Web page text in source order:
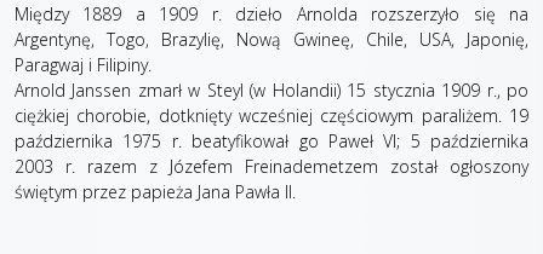
Między 1889 a 1909 r. dzieło Arnolda rozszerzyło się na
Argentynę, Togo, Brazylię, Nową Gwineę, Chile, USA, Japonię,
Paragwaj i Filipiny.
Arnold Janssen zmarł w Steyl (w Holandii) 15 stycznia 1909 r., po
ciężkiej chorobie, dotknięty wcześniej częściowym paraliżem. 19
października 1975 r. beatyfikował go Paweł VI; 5 października
2003 r. razem z Józefem Freinademetzem został ogłoszony
świętym przez papieża Jana Pawła II.